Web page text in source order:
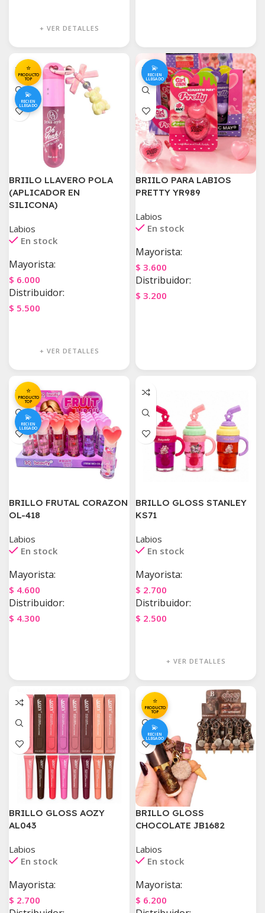
+ VER DETALLES
⭐
PRODUCTO
TOP
💫
RECIEN
LLEGADO
BRIILO LLAVERO POLA
(APLICADOR EN
SILICONA)
Labios
En stock
Mayorista:
$ 6.000
Distribuidor:
$ 5.500
+ VER DETALLES
💫
RECIEN
LLEGADO
BRIILO PARA LABIOS
PRETTY YR989
Labios
En stock
Mayorista:
$ 3.600
Distribuidor:
$ 3.200
⭐
PRODUCTO
TOP
💫
RECIEN
LLEGADO
BRILLO FRUTAL CORAZON
OL-418
Labios
En stock
Mayorista:
$ 4.600
Distribuidor:
$ 4.300
BRILLO GLOSS STANLEY
KS71
Labios
En stock
Mayorista:
$ 2.700
Distribuidor:
$ 2.500
+ VER DETALLES
BRILLO GLOSS AOZY
AL043
Labios
En stock
Mayorista:
$ 2.700
⭐
PRODUCTO
TOP
💫
RECIEN
LLEGADO
BRILLO GLOSS
CHOCOLATE JB1682
Labios
En stock
Mayorista:
$ 6.200